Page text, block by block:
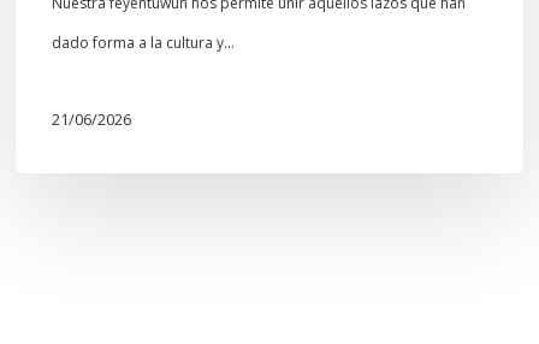
dado forma a la cultura y…
21/06/2026